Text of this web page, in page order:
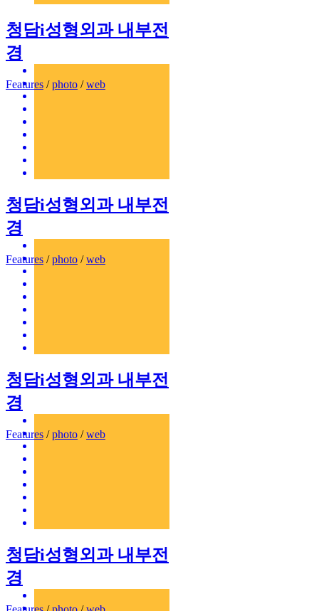
청담i성형외과 내부전
경
Features /photo /web
청담i성형외과 내부전
경
Features /photo /web
청담i성형외과 내부전
경
Features /photo /web
청담i성형외과 내부전
경